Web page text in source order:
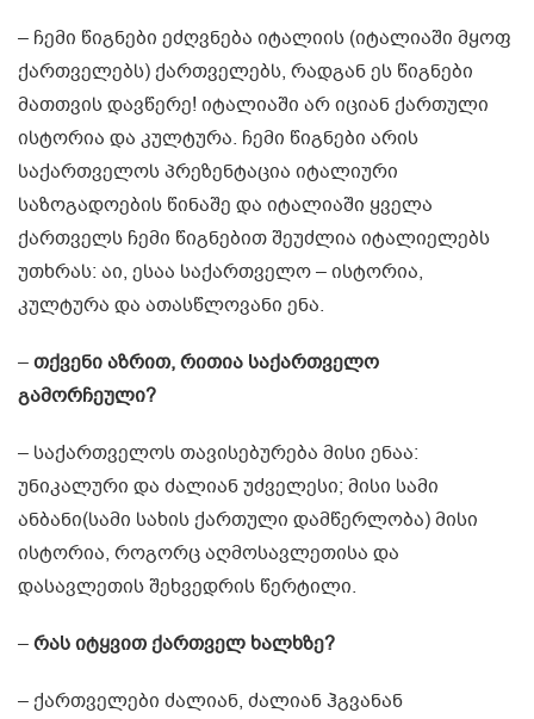
– ჩემი წიგნები ეძღვნება იტალიის (იტალიაში მყოფ
ქართველებს) ქართველებს, რადგან ეს წიგნები
მათთვის დავწერე! იტალიაში არ იციან ქართული
ისტორია და კულტურა. ჩემი წიგნები არის
საქართველოს პრეზენტაცია იტალიური
საზოგადოების წინაშე და იტალიაში ყველა
ქართველს ჩემი წიგნებით შეუძლია იტალიელებს
უთხრას: აი, ესაა საქართველო – ისტორია,
კულტურა და ათასწლოვანი ენა.
–თქვენი აზრით, რითია საქართველო
გამორჩეული?
– საქართველოს თავისებურება მისი ენაა:
უნიკალური და ძალიან უძველესი; მისი სამი
ანბანი(სამი სახის ქართული დამწერლობა) მისი
ისტორია, როგორც აღმოსავლეთისა და
დასავლეთის შეხვედრის წერტილი.
–რას იტყვით ქართველ ხალხზე?
– ქართველები ძალიან, ძალიან ჰგვანან